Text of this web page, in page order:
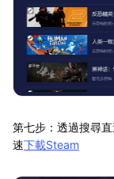
第七步：透過搜尋
速下載Steam